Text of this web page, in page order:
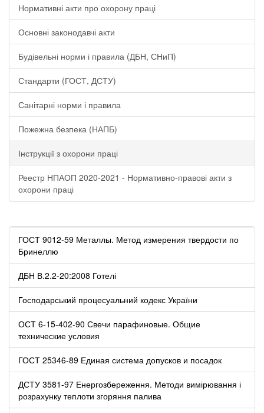
Нормативні акти про охорону праці
Основні законодавчі акти
Будівельні норми і правила (ДБН, СНиП)
Стандарти (ГОСТ, ДСТУ)
Санітарні норми і правила
Пожежна безпека (НАПБ)
Інструкції з охорони праці
Реестр НПАОП 2020-2021 - Нормативно-правові акти з
охорони праці
ГОСТ 9012-59 Металлы. Метод измерения твердости по
Бринеллю
ДБН В.2.2-20:2008 Готелі
Господарський процесуальний кодекс України
ОСТ 6-15-402-90 Свечи парафиновые. Общие
технические условия
ГОСТ 25346-89 Единая система допусков и посадок
ДСТУ 3581-97 Енергозбереження. Методи вимірювання і
розрахунку теплоти згоряння палива